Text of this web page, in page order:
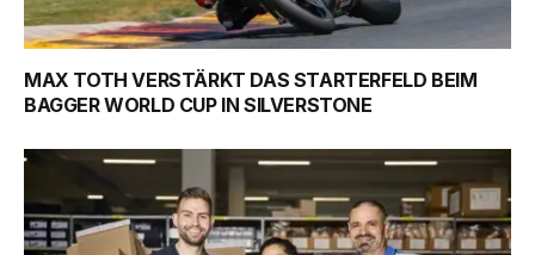
MAX TOTH VERSTÄRKT DAS STARTERFELD BEIM
BAGGER WORLD CUP IN SILVERSTONE